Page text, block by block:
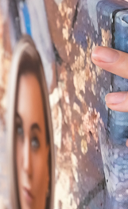
Ваш регион доставки
Выберите из списка: